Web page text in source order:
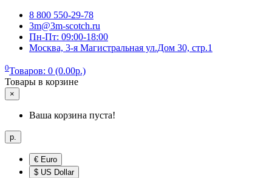
8 800 550-29-78
3m@3m-scotch.ru
Пн-Пт: 09:00-18:00
Москва, 3-я Магистральная ул.Дом 30, стр.1
0Товаров: 0 (0.00р.)
Товары в корзине
×
Ваша корзина пуста!
р.
€ Euro
$ US Dollar